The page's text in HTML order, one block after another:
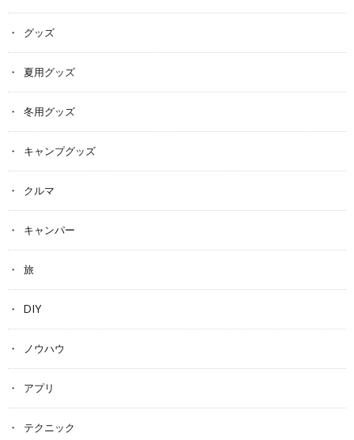
グッズ
夏用グッズ
冬用グッズ
キャンプグッズ
クルマ
キャンパー
旅
DIY
ノウハウ
アプリ
テクニック